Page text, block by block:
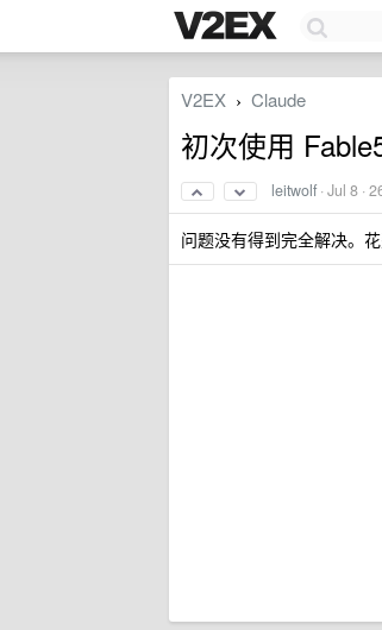
V2EX › Claude
初次使用
leitwolf·Jul 8 ·
问题没有得到完全解决。